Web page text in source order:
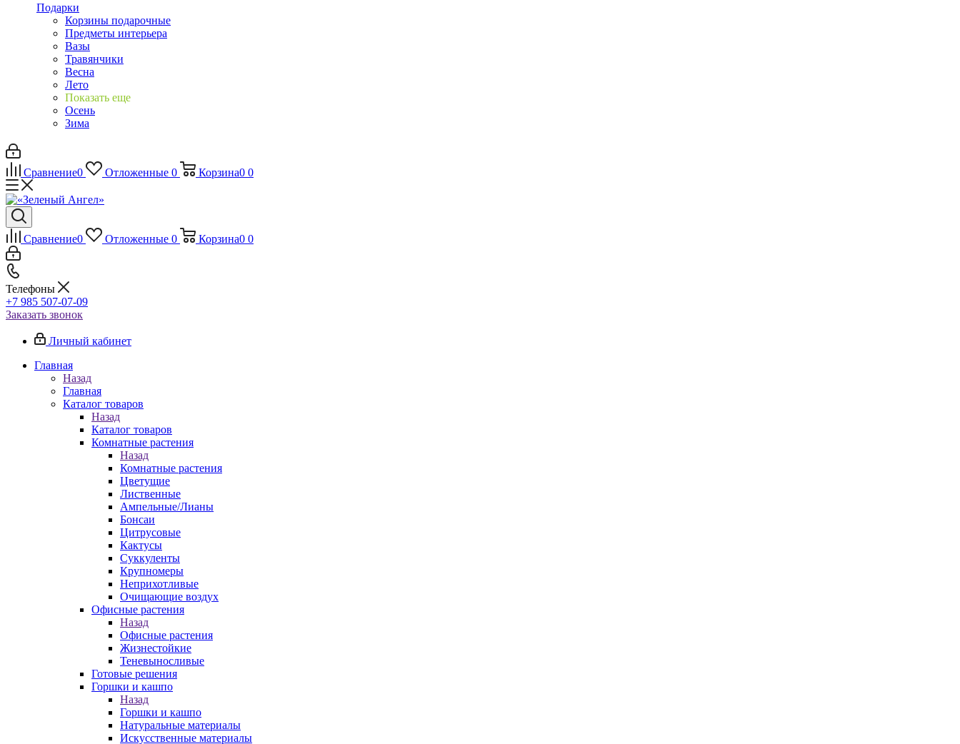
Подарки
Корзины подарочные
Предметы интерьера
Вазы
Травянчики
Весна
Лето
Показать еще
Осень
Зима
Сравнение0 Отложенные 0 Корзина0 0
Сравнение0 Отложенные 0 Корзина0 0
Телефоны
+7 985 507-07-09
Заказать звонок
Личный кабинет
Главная
Назад
Главная
Каталог товаров
Назад
Каталог товаров
Комнатные растения
Назад
Комнатные растения
Цветущие
Лиственные
Ампельные/Лианы
Бонсаи
Цитрусовые
Кактусы
Суккуленты
Крупномеры
Неприхотливые
Очищающие воздух
Офисные растения
Назад
Офисные растения
Жизнестойкие
Теневыносливые
Готовые решения
Горшки и кашпо
Назад
Горшки и кашпо
Натуральные материалы
Искусственные материалы